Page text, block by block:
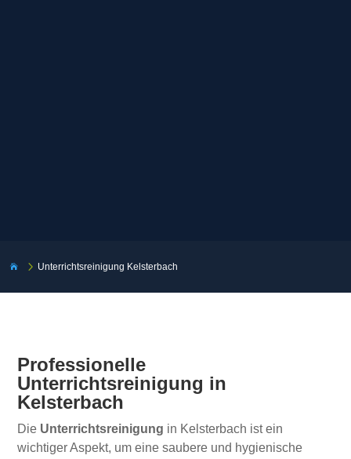
 5 Unterrichtsreinigung Kelsterbach
Professionelle
Unterrichtsreinigung in
Kelsterbach
Die Unterrichtsreinigung in Kelsterbach ist ein
wichtiger Aspekt, um eine saubere und hygienische